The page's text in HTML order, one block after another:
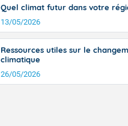
Quel climat futur dans votre
13/05/2026
Ressources utiles sur le
climatique
26/05/2026